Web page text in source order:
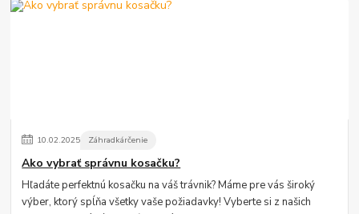
10.02.2025 Záhradkárčenie
Ako vybrať správnu kosačku?
Hľadáte perfektnú kosačku na váš trávnik? Máme pre vás široký
výber, ktorý spĺňa všetky vaše požiadavky! Vyberte si z našich